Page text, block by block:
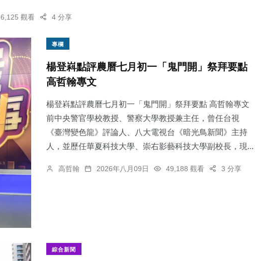
6,125 觀看 4 分享
專欄
楊登嵙點評農曆七月初一「鬼門開」祭拜要點
高哲翰專文
楊登嵙點評農曆七月初一「鬼門開」祭拜要點 高哲翰專文
前中央警官學校教授、警察大學教授兼主任，曾任台視
《臺灣變色龍》評論人、八大電視台《暗光鳥新聞》主持
人，並歷任華夏科技大學、崇右影藝科技大學副校長，現...
高哲翰 2026年八月09日 49,188 觀看 3 分享
綜合新聞